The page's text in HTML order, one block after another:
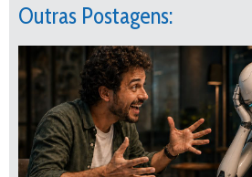
Outras Postagens: